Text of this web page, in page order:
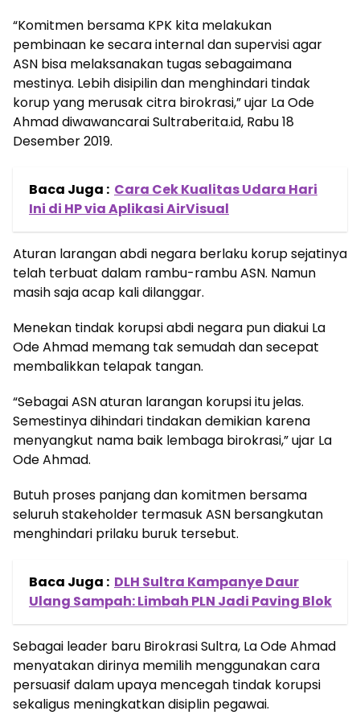
“Komitmen bersama KPK kita melakukan
pembinaan ke secara internal dan supervisi agar
ASN bisa melaksanakan tugas sebagaimana
mestinya. Lebih disipilin dan menghindari tindak
korup yang merusak citra birokrasi,” ujar La Ode
Ahmad diwawancarai Sultraberita.id, Rabu 18
Desember 2019.
Baca Juga : Cara Cek Kualitas Udara Hari
Ini di HP via Aplikasi AirVisual
Aturan larangan abdi negara berlaku korup sejatinya
telah terbuat dalam rambu-rambu ASN. Namun
masih saja acap kali dilanggar.
Menekan tindak korupsi abdi negara pun diakui La
Ode Ahmad memang tak semudah dan secepat
membalikkan telapak tangan.
“Sebagai ASN aturan larangan korupsi itu jelas.
Semestinya dihindari tindakan demikian karena
menyangkut nama baik lembaga birokrasi,” ujar La
Ode Ahmad.
Butuh proses panjang dan komitmen bersama
seluruh stakeholder termasuk ASN bersangkutan
menghindari prilaku buruk tersebut.
Baca Juga : DLH Sultra Kampanye Daur
Ulang Sampah: Limbah PLN Jadi Paving Blok
Sebagai leader baru Birokrasi Sultra, La Ode Ahmad
menyatakan dirinya memilih menggunakan cara
persuasif dalam upaya mencegah tindak korupsi
sekaligus meningkatkan disiplin pegawai.